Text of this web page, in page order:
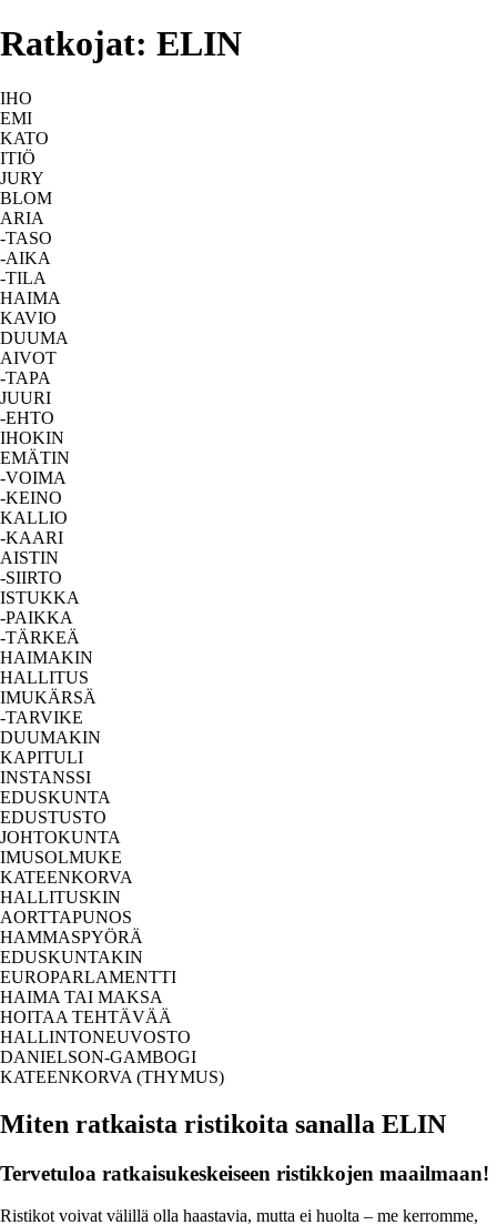
Ratkojat: ELIN
IHO
EMI
KATO
ITIÖ
JURY
BLOM
ARIA
-TASO
-AIKA
-TILA
HAIMA
KAVIO
DUUMA
AIVOT
-TAPA
JUURI
-EHTO
IHOKIN
EMÄTIN
-VOIMA
-KEINO
KALLIO
-KAARI
AISTIN
-SIIRTO
ISTUKKA
-PAIKKA
-TÄRKEÄ
HAIMAKIN
HALLITUS
IMUKÄRSÄ
-TARVIKE
DUUMAKIN
KAPITULI
INSTANSSI
EDUSKUNTA
EDUSTUSTO
JOHTOKUNTA
IMUSOLMUKE
KATEENKORVA
HALLITUSKIN
AORTTAPUNOS
HAMMASPYÖRÄ
EDUSKUNTAKIN
EUROPARLAMENTTI
HAIMA TAI MAKSA
HOITAA TEHTÄVÄÄ
HALLINTONEUVOSTO
DANIELSON-GAMBOGI
KATEENKORVA (THYMUS)
Miten ratkaista ristikoita sanalla ELIN
Tervetuloa ratkaisukeskeiseen ristikkojen maailmaan!
Ristikot voivat välillä olla haastavia, mutta ei huolta – me kerromme,